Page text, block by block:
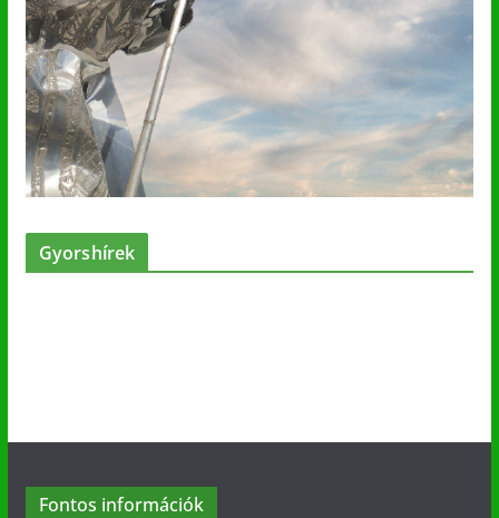
Gyorshírek
Fontos információk